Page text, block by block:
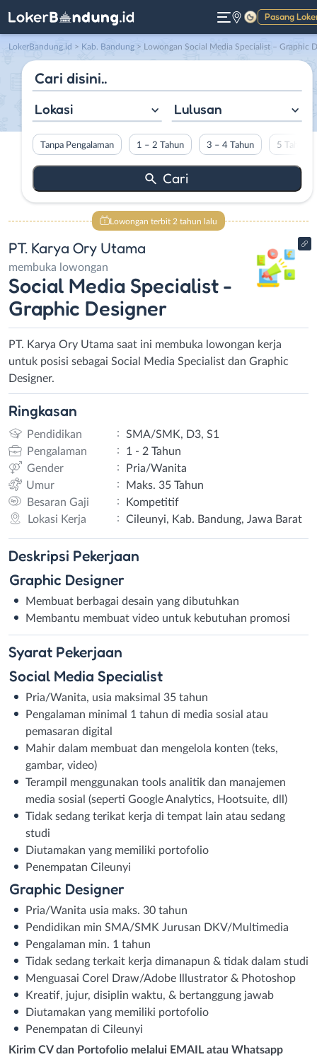
Pasang
Gelap
LokerBandung.id > Kab. Bandung > Lowongan Social Media Specialist – Graphic Designer di PT. Karya Ory Utama
Lokasi Lulusan
Tanpa Pengalaman 1 – 2 Tahun 3 – 4 Tahun 5 Tahun
Lowongan terbit 2 tahun lalu
PT. Karya Ory Utama
membuka lowongan
Social Media Specialist -
Graphic Designer
PT. Karya Ory Utama saat ini membuka lowongan kerja
untuk posisi sebagai Social Media Specialist dan Graphic
Designer.
Ringkasan
Pendidikan :
SMA/SMK, D3, S1
Pengalaman
:
1 - 2 Tahun
Gender
:
Pria/Wanita
Umur
:
Maks. 35 Tahun
Besaran Gaji
:
Kompetitif
Lokasi Kerja
: Cileunyi, Kab. Bandung, Jawa Barat
Deskripsi Pekerjaan
Graphic Designer
Membuat berbagai desain yang dibutuhkan
Membantu membuat video untuk kebutuhan promosi
Syarat Pekerjaan
Social Media Specialist
Pria/Wanita, usia maksimal 35 tahun
Pengalaman minimal 1 tahun di media sosial atau
pemasaran digital
Mahir dalam membuat dan mengelola konten (teks,
gambar, video)
Terampil menggunakan tools analitik dan manajemen
media sosial (seperti Google Analytics, Hootsuite, dll)
Tidak sedang terikat kerja di tempat lain atau sedang
studi
Diutamakan yang memiliki portofolio
Penempatan Cileunyi
Graphic Designer
Pria/Wanita usia maks. 30 tahun
Pendidikan min SMA/SMK Jurusan DKV/Multimedia
Pengalaman min. 1 tahun
Tidak sedang terkait kerja dimanapun & tidak dalam studi
Menguasai Corel Draw/Adobe Illustrator & Photoshop
Kreatif, jujur, disiplin waktu, & bertanggung jawab
Diutamakan yang memiliki portofolio
Penempatan di Cileunyi
Kirim CV dan Portofolio melalui EMAIL atau Whatsapp